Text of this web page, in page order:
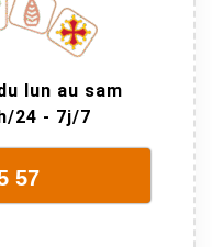
lun au sam
24 - 7j/7
57